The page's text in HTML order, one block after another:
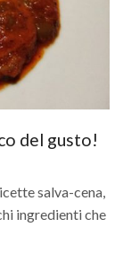
del gusto!
salva-cena,
ingredienti che